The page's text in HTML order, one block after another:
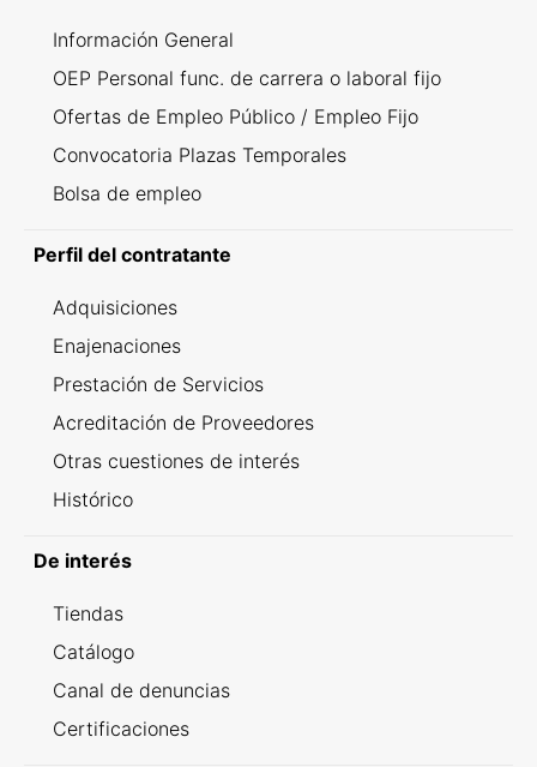
Información General
OEP Personal func. de carrera o laboral fijo
Ofertas de Empleo Público / Empleo Fijo
Convocatoria Plazas Temporales
Bolsa de empleo
Perfil del contratante
Adquisiciones
Enajenaciones
Prestación de Servicios
Acreditación de Proveedores
Otras cuestiones de interés
Histórico
De interés
Tiendas
Catálogo
Canal de denuncias
Certificaciones